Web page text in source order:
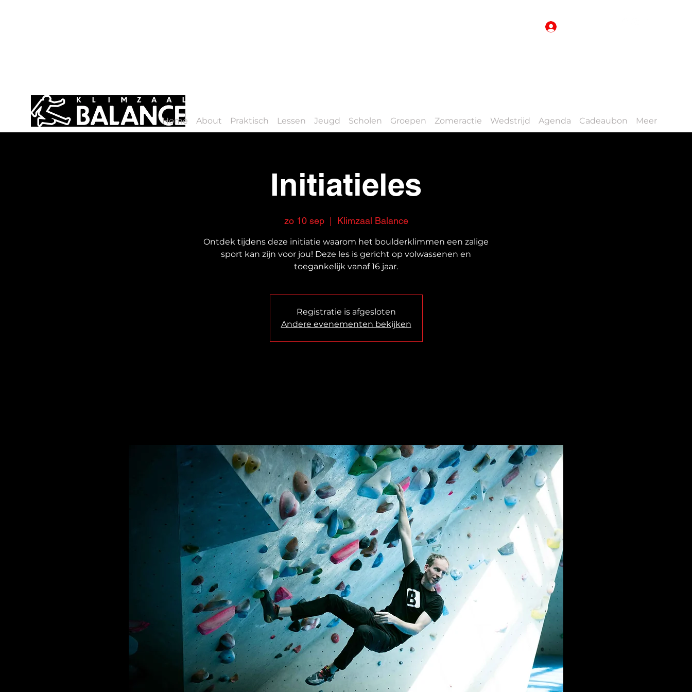
Home About Praktisch Lessen Jeugd Scholen Groepen Zomeractie Wedstrijd Agenda Cadeaubon Meer
Initiatieles
zo 10 sep
  |
Klimzaal Balance
Ontdek tijdens deze initiatie waarom het boulderklimmen een zalige
sport kan zijn voor jou! Deze les is gericht op volwassenen en
toegankelijk vanaf 16 jaar.
Registratie is afgesloten
Andere evenementen bekijken